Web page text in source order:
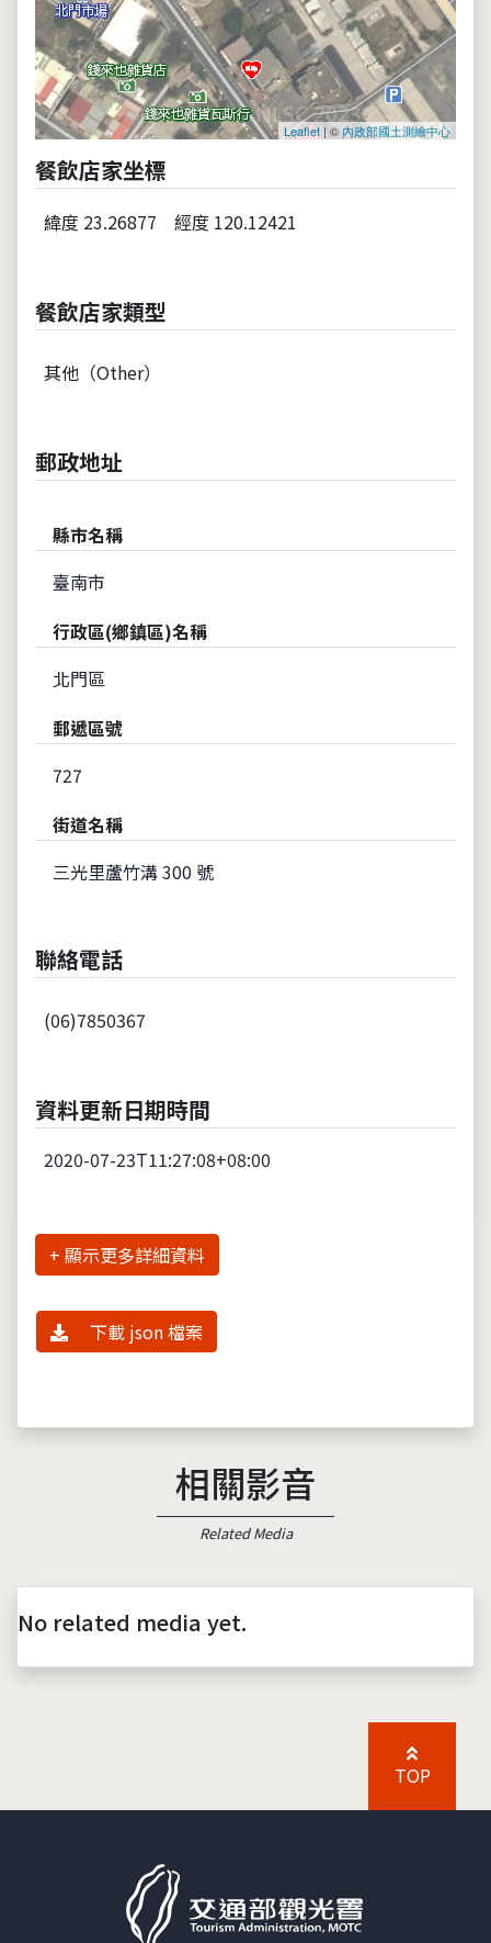
Leaflet | © 內政部國土測繪中心
餐飲店家坐標
緯度 23.26877 經度 120.12421
餐飲店家類型
其他（Other）
郵政地址
縣市名稱
臺南市
行政區(鄉鎮區)名稱
北門區
郵遞區號
727
街道名稱
三光里蘆竹溝 300 號
聯絡電話
(06)7850367
資料更新日期時間
2020-07-23T11:27:08+08:00
詳細資料
下載 json 檔案
相關影音
Related Media
No related media yet.
TOP